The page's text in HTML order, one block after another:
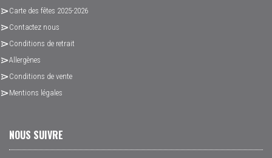
Carte des fêtes 2025-2026
Contactez nous
Conditions de retrait
Allergènes
Conditions de vente
Mentions légales
NOUS SUIVRE